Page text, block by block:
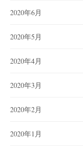
2020年6月
2020年5月
2020年4月
2020年3月
2020年2月
2020年1月